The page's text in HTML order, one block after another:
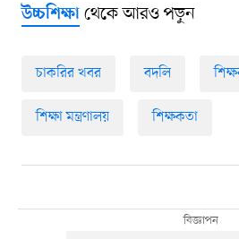
উচ্চশিক্ষাথেকে আরও পড়ুন
চাকরির খবর বদলি
শিক্ষা মন্ত্রণালয় শিক্ষকতা